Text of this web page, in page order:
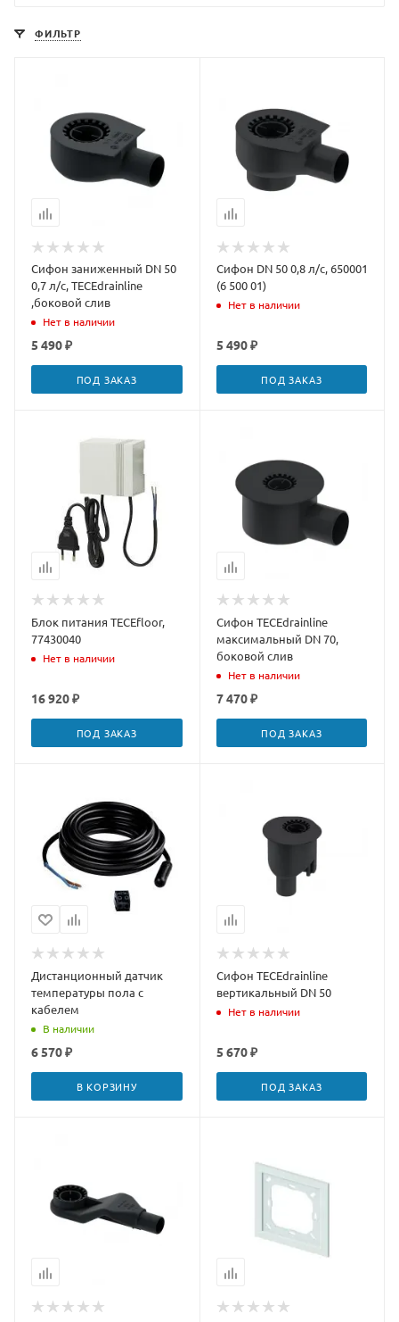
ФИЛЬТР
Сифон заниженный DN 50
0,7 л/с, TECEdrainline
,боковой слив
Нет в наличии
5 490 ₽
ПОД ЗАКАЗ
Сифон DN 50 0,8 л/с, 650001
(6 500 01)
Нет в наличии
5 490 ₽
ПОД ЗАКАЗ
Блок питания TECEfloor,
77430040
Нет в наличии
16 920 ₽
ПОД ЗАКАЗ
Сифон TECEdrainline
максимальный DN 70,
боковой слив
Нет в наличии
7 470 ₽
ПОД ЗАКАЗ
Дистанционный датчик
температуры пола с
кабелем
В наличии
6 570 ₽
В КОРЗИНУ
Сифон TECEdrainline
вертикальный DN 50
Нет в наличии
5 670 ₽
ПОД ЗАКАЗ